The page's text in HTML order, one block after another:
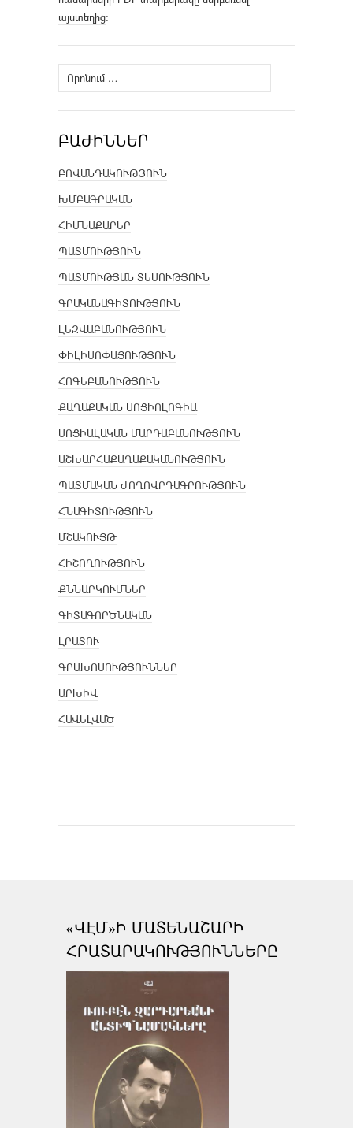
այստեղից։
Որոնել՝
ԲԱԺԻՆՆԵՐ
ԲՈՎԱՆԴԱԿՈՒԹՅՈՒՆ
ԽՄԲԱԳՐԱԿԱՆ
ՀԻՄՆԱՔԱՐԵՐ
ՊԱՏՄՈՒԹՅՈՒՆ
ՊԱՏՄՈՒԹՅԱՆ ՏԵՍՈՒԹՅՈՒՆ
ԳՐԱԿԱՆԱԳԻՏՈՒԹՅՈՒՆ
ԼԵԶՎԱԲԱՆՈՒԹՅՈՒՆ
ՓԻԼԻՍՈՓԱՅՈՒԹՅՈՒՆ
ՀՈԳԵԲԱՆՈՒԹՅՈՒՆ
ՔԱՂԱՔԱԿԱՆ ՍՈՑԻՈԼՈԳԻԱ
ՍՈՑԻԱԼԱԿԱՆ ՄԱՐԴԱԲԱՆՈՒԹՅՈՒՆ
ԱՇԽԱՐՀԱՔԱՂԱՔԱԿԱՆՈՒԹՅՈՒՆ
ՊԱՏՄԱԿԱՆ ԺՈՂՈՎՐԴԱԳՐՈՒԹՅՈՒՆ
ՀՆԱԳԻՏՈՒԹՅՈՒՆ
ՄՇԱԿՈՒՅԹ
ՀԻՇՈՂՈՒԹՅՈՒՆ
ՔՆՆԱՐԿՈՒՄՆԵՐ
ԳԻՏԱԳՈՐԾՆԱԿԱՆ
ԼՐԱՏՈՒ
ԳՐԱԽՈՍՈՒԹՅՈՒՆՆԵՐ
ԱՐԽԻՎ
ՀԱՎԵԼՎԱԾ
«ՎԷՄ»Ի ՄԱՏԵՆԱՇԱՐԻ
ՀՐԱՏԱՐԱԿՈՒԹՅՈՒՆՆԵՐԸ